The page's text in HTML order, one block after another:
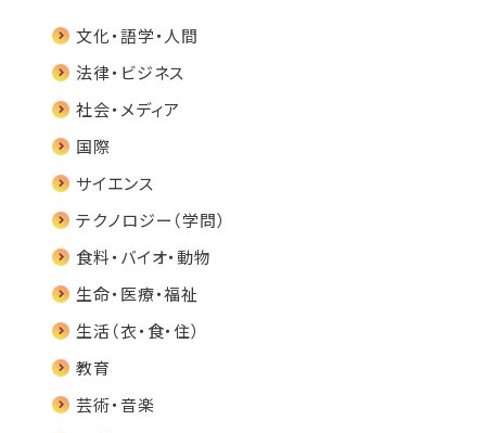
文化・語学・人間
法律・ビジネス
社会・メディア
国際
サイエンス
テクノロジー（学問）
食料・バイオ・動物
生命・医療・福祉
生活（衣・食・住）
教育
芸術・音楽